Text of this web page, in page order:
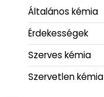
Általános kémia
Érdekességek
Szerves kémia
Szervetlen kémia